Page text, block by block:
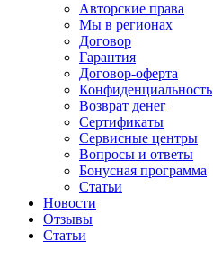
Авторские права
Мы в регионах
Договор
Гарантия
Договор-оферта
Конфиденциальность
Возврат денег
Сертификаты
Сервисные центры
Вопросы и ответы
Бонусная программа
Статьи
Новости
Отзывы
Статьи